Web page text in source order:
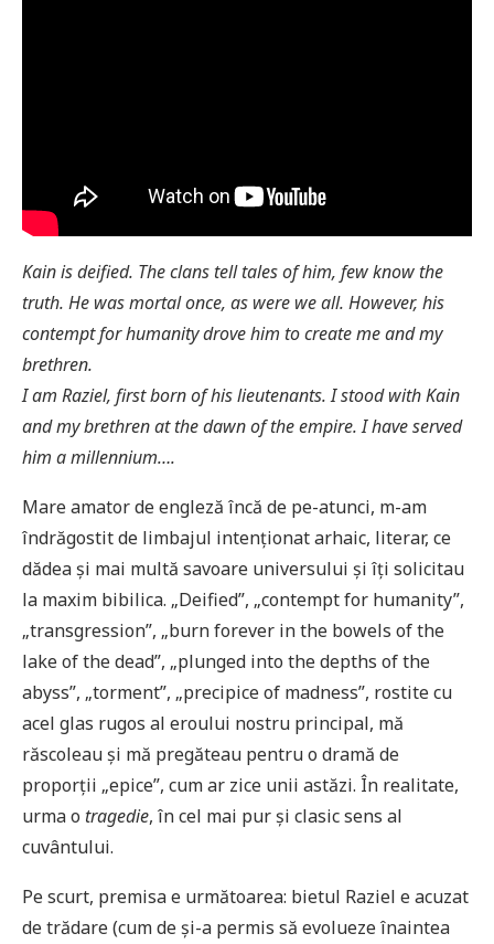
Kain is deified. The clans tell tales of him, few know the
truth. He was mortal once, as were we all. However, his
contempt for humanity drove him to create me and my
brethren.
I am Raziel, first born of his lieutenants. I stood with Kain
and my brethren at the dawn of the empire. I have served
him a millennium….
Mare amator de engleză încă de pe-atunci, m-am
îndrăgostit de limbajul intenționat arhaic, literar, ce
dădea și mai multă savoare universului și îți solicitau
la maxim bibilica. „Deified”, „contempt for humanity”,
„transgression”, „burn forever in the bowels of the
lake of the dead”, „plunged into the depths of the
abyss”, „torment”, „precipice of madness”, rostite cu
acel glas rugos al eroului nostru principal, mă
răscoleau și mă pregăteau pentru o dramă de
proporții „epice”, cum ar zice unii astăzi. În realitate,
urma o tragedie, în cel mai pur și clasic sens al
cuvântului.
Pe scurt, premisa e următoarea: bietul Raziel e acuzat
de trădare (cum de și-a permis să evolueze înaintea